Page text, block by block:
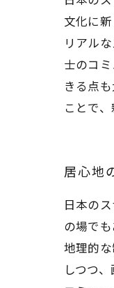
文化に
リアル
士のコ
きる点
ことで
居心地
日本の
の場で
地理的
しつつ